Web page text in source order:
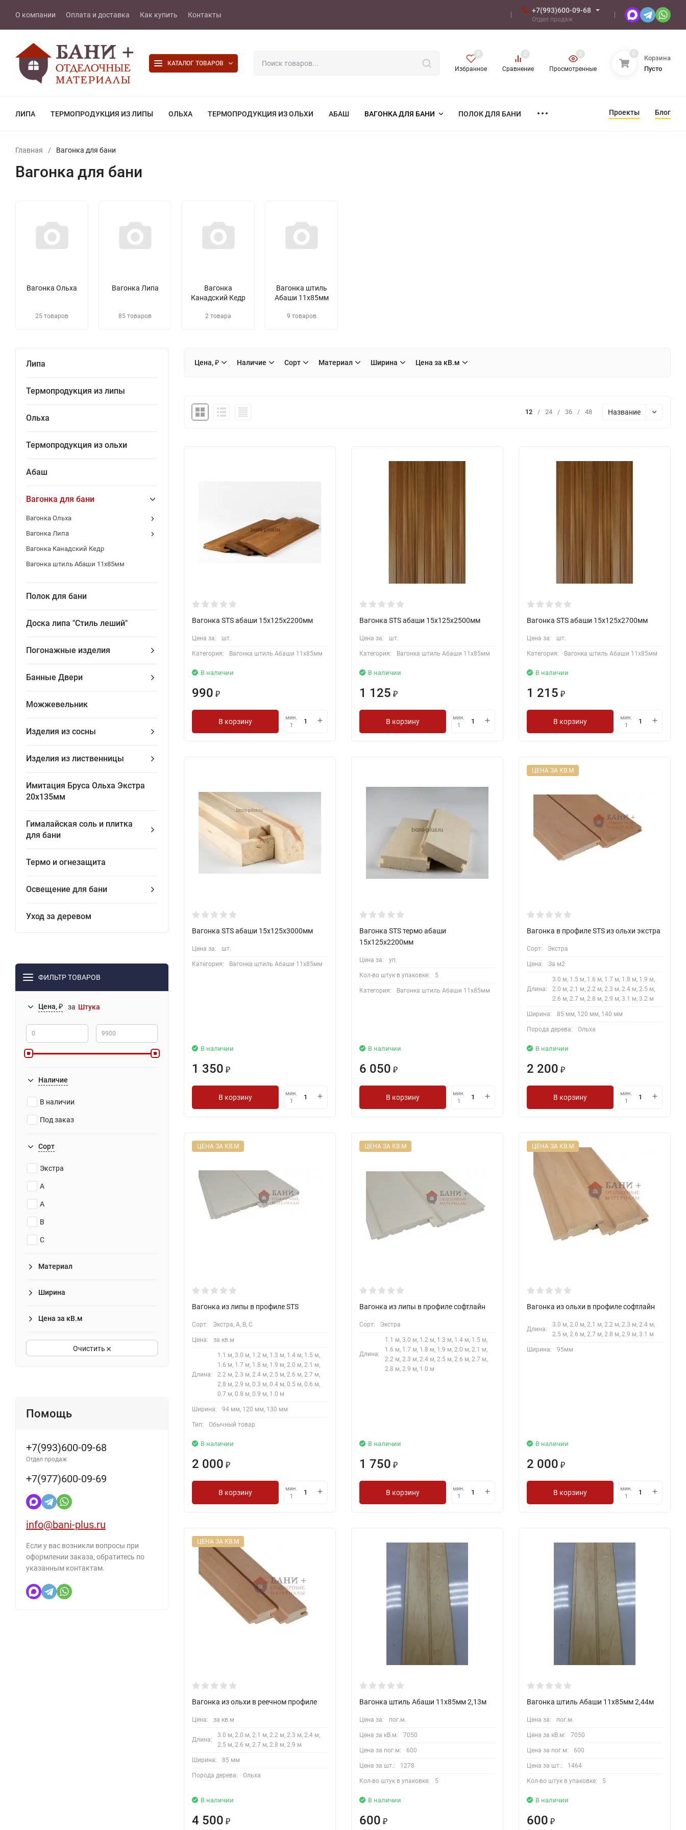
О компании Оплата и доставка Как купить Контакты
+7(993)600-09-68
Отдел продаж
КАТАЛОГ ТОВАРОВ
Избранное
0
Сравнение
0
Просмотренные
0 0
Корзина
Пусто
ЛИПА ТЕРМОПРОДУКЦИЯ ИЗ ЛИПЫ ОЛЬХА ТЕРМОПРОДУКЦИЯ ИЗ ОЛЬХИ АБАШ ВАГОНКА ДЛЯ БАНИ ПОЛОК ДЛЯ БАНИ Проекты Блог
Главная / Вагонка для бани
Вагонка для бани
Вагонка Ольха
25 товаров
Вагонка Липа
85 товаров
Вагонка
Канадский Кедр
2 товара
Вагонка штиль
Абаши 11х85мм
9 товаров
Липа
Термопродукция из липы
Ольха
Термопродукция из ольхи
Абаш
Вагонка для бани
Вагонка Ольха
Вагонка Липа
Вагонка Канадский Кедр
Вагонка штиль Абаши 11х85мм
Полок для бани
Доска липа "Стиль леший"
Погонажные изделия
Банные Двери
Можжевельник
Изделия из сосны
Изделия из лиственницы
Имитация Бруса Ольха Экстра
20х135мм
Гималайская соль и плитка
для бани
Термо и огнезащита
Освещение для бани
Уход за деревом
ФИЛЬТР ТОВАРОВ
Цена, ₽ за Штука
Наличие
В наличии
Под заказ
Сорт
Экстра
A
А
В
С
Материал
Ширина
Цена за кВ.м
Очистить
Помощь
+7(993)600-09-68
Отдел продаж
+7(977)600-09-69
info@bani-plus.ru
Если у вас возникли вопросы при
оформлении заказа, обратитесь по
указанным контактам.
Цена, ₽ Наличие Сорт Материал Ширина Цена за кВ.м
12 / 24 / 36 / 48 Название
Вагонка STS абаши 15х125х2200мм
Цена за: шт.
Категория: Вагонка штиль Абаши 11х85мм
В наличии
990 ₽
В корзину
мин.
1
Вагонка STS абаши 15х125х2500мм
Цена за: шт.
Категория: Вагонка штиль Абаши 11х85мм
В наличии
1 125 ₽
В корзину
мин.
1
Вагонка STS абаши 15х125х2700мм
Цена за: шт.
Категория: Вагонка штиль Абаши 11х85мм
В наличии
1 215 ₽
В корзину
мин.
1
Вагонка STS абаши 15х125х3000мм
Цена за: шт.
Категория: Вагонка штиль Абаши 11х85мм
В наличии
1 350 ₽
В корзину
мин.
1
Вагонка STS термо абаши
15х125х2200мм
Цена за: уп.
Кол-во штук в упаковке: 5
Категория: Вагонка штиль Абаши 11х85мм
В наличии
6 050 ₽
В корзину
мин.
1
ЦЕНА ЗА КВ.М
Вагонка в профиле STS из ольхи экстра
Сорт: Экстра
Цена: За м2
Длина:
3.0 м, 1.5 м, 1.6 м, 1.7 м, 1.8 м, 1.9 м,
2.0 м, 2.1 м, 2.2 м, 2.3 м, 2.4 м, 2.5 м,
2.6 м, 2.7 м, 2.8 м, 2.9 м, 3.1 м, 3.2 м
Ширина: 85 мм, 120 мм, 140 мм
Порода дерева: Ольха
В наличии
2 200 ₽
В корзину
мин.
1
ЦЕНА ЗА КВ.М
Вагонка из липы в профиле STS
Сорт: Экстра, А, В, С
Цена: за кв.м
Длина:
1.1 м, 3.0 м, 1.2 м, 1.3 м, 1.4 м, 1.5 м,
1.6 м, 1.7 м, 1.8 м, 1.9 м, 2.0 м, 2.1 м,
2.2 м, 2.3 м, 2.4 м, 2.5 м, 2.6 м, 2.7 м,
2.8 м, 2.9 м, 0.3 м, 0.4 м, 0.5 м, 0.6 м,
0.7 м, 0.8 м, 0.9 м, 1.0 м
Ширина: 94 мм, 120 мм, 130 мм
Тип: Обычный товар
В наличии
2 000 ₽
В корзину
мин.
1
ЦЕНА ЗА КВ.М
Вагонка из липы в профиле софтлайн
Сорт: Экстра
Длина:
1.1 м, 3.0 м, 1.2 м, 1.3 м, 1.4 м, 1.5 м,
1.6 м, 1.7 м, 1.8 м, 1.9 м, 2.0 м, 2.1 м,
2.2 м, 2.3 м, 2.4 м, 2.5 м, 2.6 м, 2.7 м,
2.8 м, 2.9 м, 1.0 м
В наличии
1 750 ₽
В корзину
мин.
1
ЦЕНА ЗА КВ.М
Вагонка из ольхи в профиле софтлайн
Длина:
3.0 м, 2.0 м, 2.1 м, 2.2 м, 2.3 м, 2.4 м,
2.5 м, 2.6 м, 2.7 м, 2.8 м, 2.9 м, 3.1 м
Ширина: 95мм
В наличии
2 000 ₽
В корзину
мин.
1
ЦЕНА ЗА КВ.М
Вагонка из ольхи в реечном профиле
Цена: за кв.м
Длина:
3.0 м, 2.0 м, 2.1 м, 2.2 м, 2.3 м, 2.4 м,
2.5 м, 2.6 м, 2.7 м, 2.8 м, 2.9 м
Ширина: 85 мм
Порода дерева: Ольха
В наличии
4 500 ₽
Вагонка штиль Абаши 11х85мм 2,13м
Цена за: пог.м.
Цена за кВ.м: 7050
Цена за пог.м: 600
Цена за шт.: 1278
Кол-во штук в упаковке: 5
В наличии
600 ₽
Вагонка штиль Абаши 11х85мм 2,44м
Цена за: пог.м.
Цена за кВ.м: 7050
Цена за пог.м: 600
Цена за шт.: 1464
Кол-во штук в упаковке: 5
В наличии
600 ₽